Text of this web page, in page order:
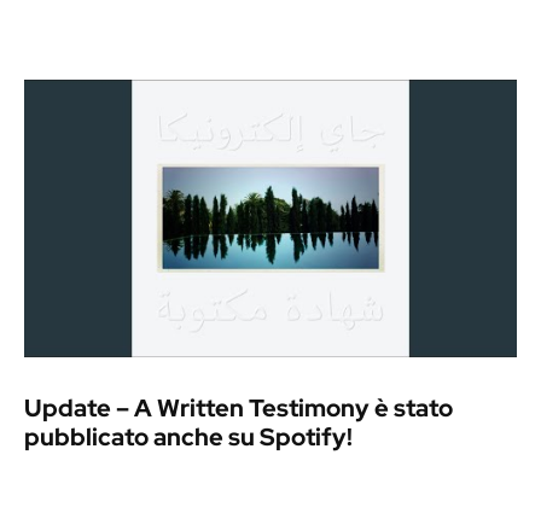
Update – A Written Testimony è stato
pubblicato anche su Spotify!